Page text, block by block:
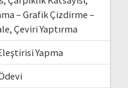
– Grafik Çizdirme –
Çeviri Yaptırma
Yapma